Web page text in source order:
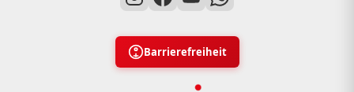
Barrierefreiheit